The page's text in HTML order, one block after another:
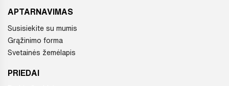
APTARNAVIMAS
Susisiekite su mumis
Grąžinimo forma
Svetainės žemėlapis
PRIEDAI